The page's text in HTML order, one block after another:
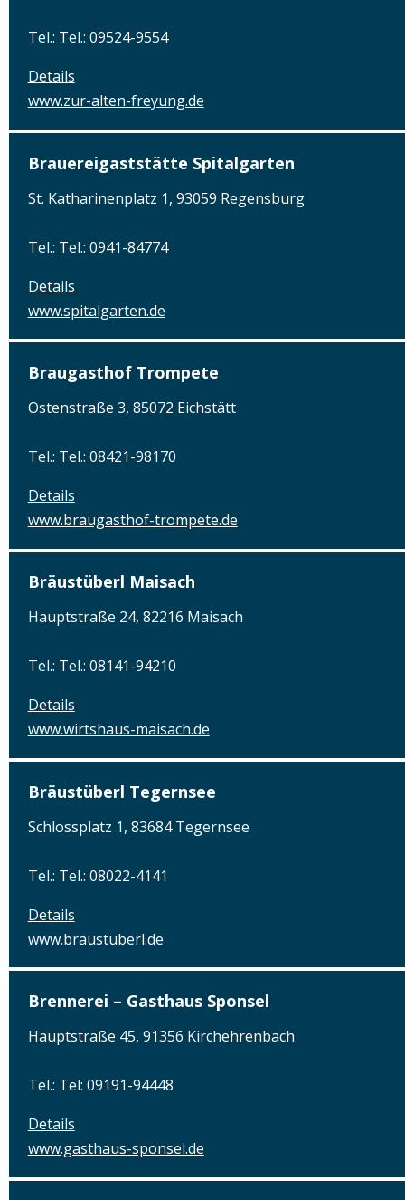
Tel.: Tel.: 09524-9554
Details
www.zur-alten-freyung.de
Brauereigaststätte Spitalgarten
St. Katharinenplatz 1, 93059 Regensburg
Tel.: Tel.: 0941-84774
Details
www.spitalgarten.de
Braugasthof Trompete
Ostenstraße 3, 85072 Eichstätt
Tel.: Tel.: 08421-98170
Details
www.braugasthof-trompete.de
Bräustüberl Maisach
Hauptstraße 24, 82216 Maisach
Tel.: Tel.: 08141-94210
Details
www.wirtshaus-maisach.de
Bräustüberl Tegernsee
Schlossplatz 1, 83684 Tegernsee
Tel.: Tel.: 08022-4141
Details
www.braustuberl.de
Brennerei – Gasthaus Sponsel
Hauptstraße 45, 91356 Kirchehrenbach
Tel.: Tel: 09191-94448
Details
www.gasthaus-sponsel.de